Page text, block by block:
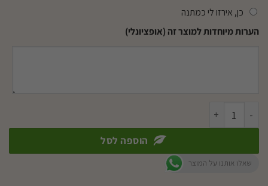
כן, אירזו לי כמתנה
הערות מיוחדות למוצר זה (אופציונלי)
הוספה לסל
שאלו אותנו על המוצר